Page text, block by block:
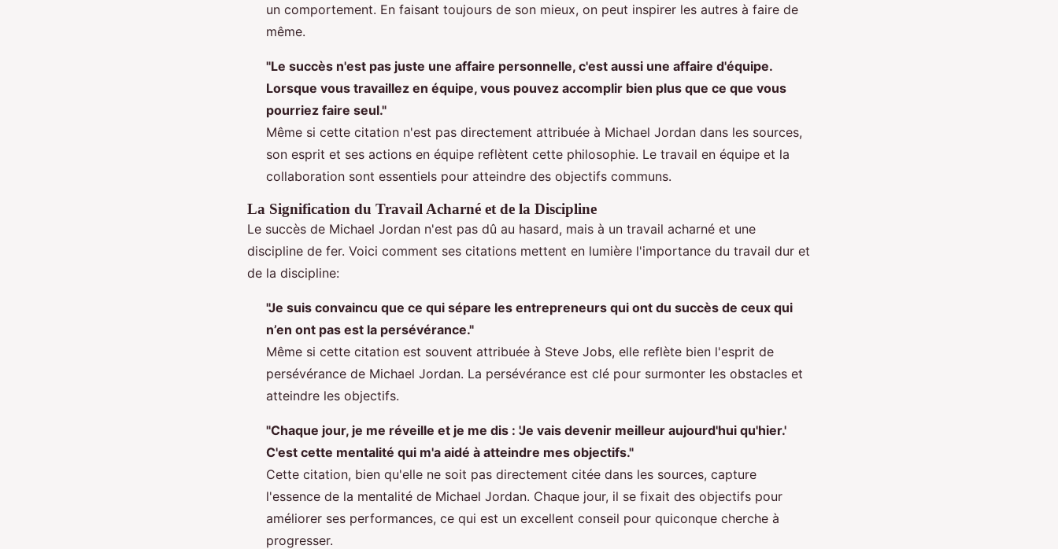
un comportement. En faisant toujours de son mieux, on peut inspirer les autres à faire de
même.
"Le succès n'est pas juste une affaire personnelle, c'est aussi une affaire d'équipe.
Lorsque vous travaillez en équipe, vous pouvez accomplir bien plus que ce que vous
pourriez faire seul."
Même si cette citation n'est pas directement attribuée à Michael Jordan dans les sources,
son esprit et ses actions en équipe reflètent cette philosophie. Le travail en équipe et la
collaboration sont essentiels pour atteindre des objectifs communs.
La Signification du Travail Acharné et de la Discipline
Le succès de Michael Jordan n'est pas dû au hasard, mais à un travail acharné et une
discipline de fer. Voici comment ses citations mettent en lumière l'importance du travail dur et
de la discipline:
"Je suis convaincu que ce qui sépare les entrepreneurs qui ont du succès de ceux qui
n’en ont pas est la persévérance."
Même si cette citation est souvent attribuée à Steve Jobs, elle reflète bien l'esprit de
persévérance de Michael Jordan. La persévérance est clé pour surmonter les obstacles et
atteindre les objectifs.
"Chaque jour, je me réveille et je me dis : 'Je vais devenir meilleur aujourd'hui qu'hier.'
C'est cette mentalité qui m'a aidé à atteindre mes objectifs."
Cette citation, bien qu'elle ne soit pas directement citée dans les sources, capture
l'essence de la mentalité de Michael Jordan. Chaque jour, il se fixait des objectifs pour
améliorer ses performances, ce qui est un excellent conseil pour quiconque cherche à
progresser.